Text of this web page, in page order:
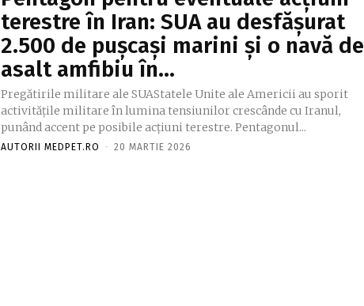
terestre în Iran: SUA au desfășurat
2.500 de pușcași marini și o navă de
asalt amfibiu în...
Pregătirile militare ale SUAStatele Unite ale Americii au sporit
activitățile militare în lumina tensiunilor crescânde cu Iranul,
punând accent pe posibile acțiuni terestre. Pentagonul...
AUTORII MEDPET.RO - 20 MARTIE 2026